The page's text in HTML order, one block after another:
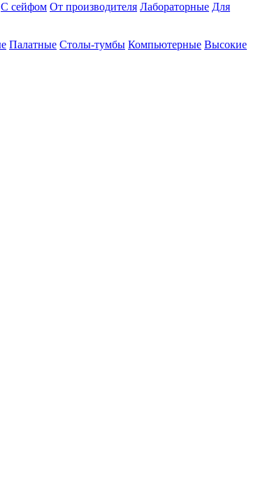
С сейфом От производителя Лабораторные Для
Палатные Столы-тумбы Компьютерные Высокие